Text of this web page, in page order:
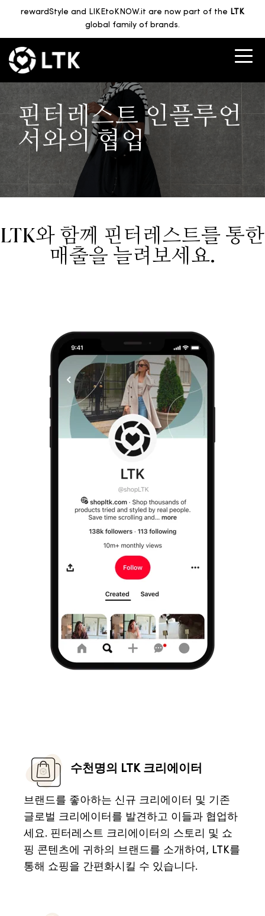
rewardStyle and LIKEtoKNOW.it are now part of the LTK
global family of brands.
핀터레스트 인플루언
서와의 협업
LTK와 함께 핀터레스트를 통한
매출을 늘려보세요.
수천명의 LTK 크리에이터
브랜드를 좋아하는 신규 크리에이터 및 기존
글로벌 크리에이터를 발견하고 이들과 협업하
세요. 핀터레스트 크리에이터의 스토리 및 쇼
핑 콘텐츠에 귀하의 브랜드를 소개하여, LTK를
통해 쇼핑을 간편화시킬 수 있습니다.